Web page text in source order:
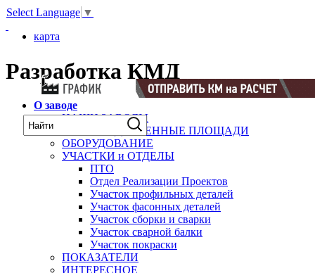
Select Language ▼
карта
Разработка КМД
О заводе
НАШИ ЗАВОДЫ
ПРОИЗВОДСТВЕННЫЕ ПЛОЩАДИ
ОБОРУДОВАНИЕ
УЧАСТКИ и ОТДЕЛЫ
ПТО
Отдел Реализации Проектов
Участок профильных деталей
Участок фасонных деталей
Участок сборки и сварки
Участок сварной балки
Участок покраски
ПОКАЗАТЕЛИ
ИНТЕРЕСНОЕ